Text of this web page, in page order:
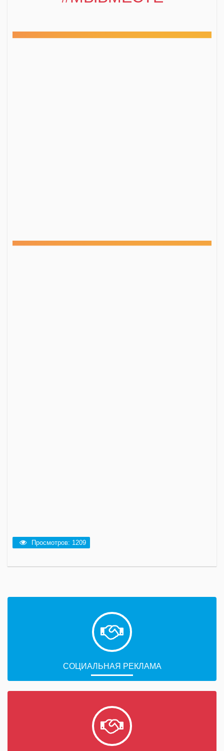
Просмотров: 1209
СОЦИАЛЬНАЯ РЕКЛАМА